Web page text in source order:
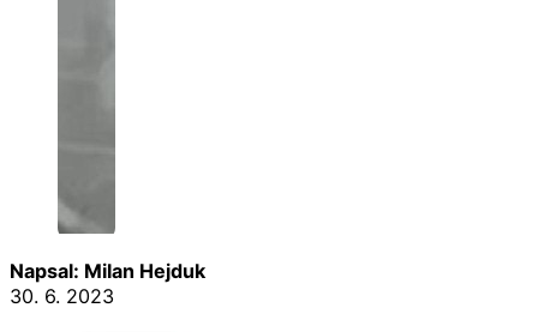
Napsal: Milan Hejduk
30. 6. 2023